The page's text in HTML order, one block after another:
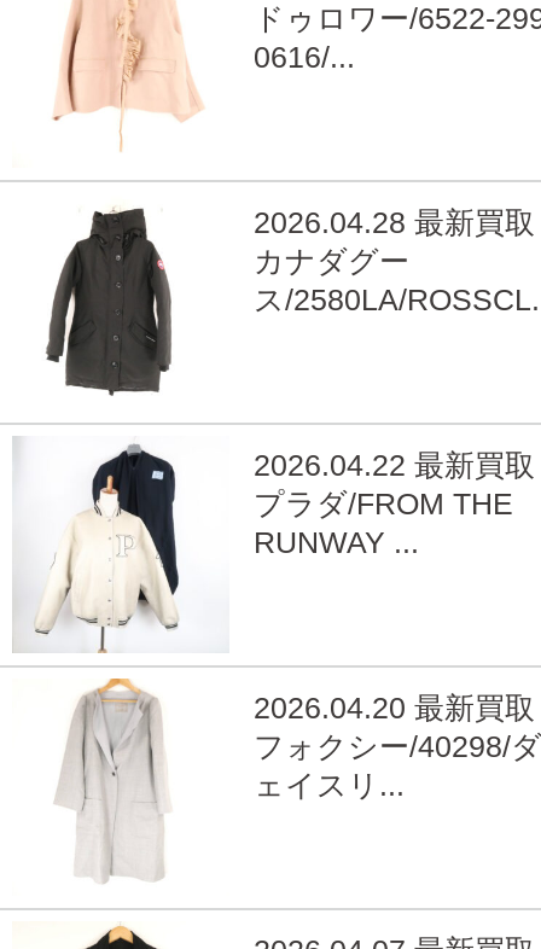
ドゥロワー/6522-
0616/...
2026.04.28 最新買取
カナダグー
ス/2580LA/
2026.04.22 最新買取
プラダ/FROM THE
RUNWAY ...
2026.04.20 最新買取
フォクシー/40298/
ェイスリ...